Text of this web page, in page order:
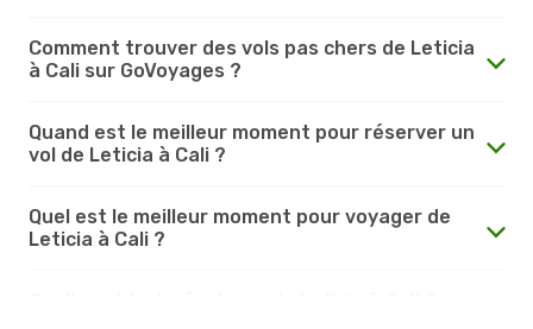
Comment trouver des vols pas chers de Leticia
à Cali sur GoVoyages ?
Quand est le meilleur moment pour réserver un
vol de Leticia à Cali ?
Quel est le meilleur moment pour voyager de
Leticia à Cali ?